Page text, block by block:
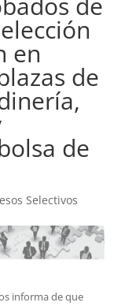
en
de
de
Selectivos
informa de que